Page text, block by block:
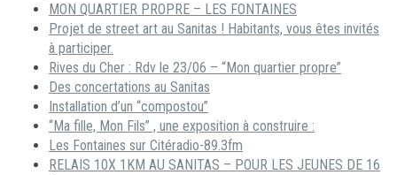
MON QUARTIER PROPRE – LES FONTAINES
Projet de street art au Sanitas ! Habitants, vous êtes invités
à participer.
Rives du Cher : Rdv le 23/06 – “Mon quartier propre”
Des concertations au Sanitas
Installation d’un “compostou”
“Ma fille, Mon Fils” , une exposition à construire :
Les Fontaines sur Citéradio-89.3fm
RELAIS 10X 1KM AU SANITAS – POUR LES JEUNES DE 16